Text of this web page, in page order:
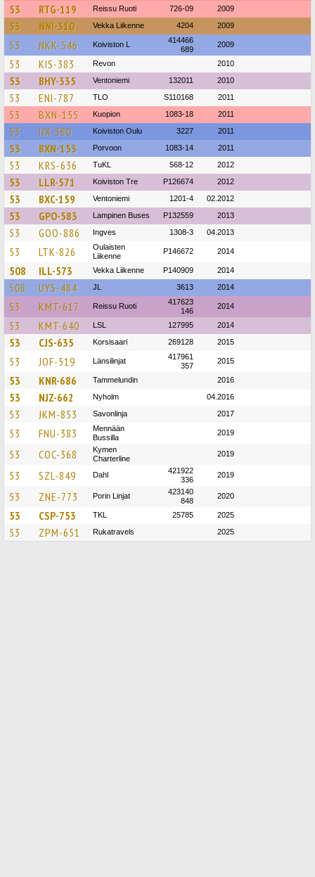
53 RTG-119 Reissu Ruoti 726-09 2009
53 NNI-310 Vekka Liikenne 4204 2009
53 NKK-546 Koiviston L
414466
689
2009
53 KIS-383 Revon 2010
53 BHY-335 Ventoniemi 132011 2010
53 ENI-787 TLO S110168 2011
53 BXN-155 Kuopion 1083-18 2011
53 IJX-380 Koiviston Oulu 3227 2011
53 BXN-153 Porvoon 1083-14 2011
53 KRS-636 TuKL 568-12 2012
53 LLR-571 Koiviston Tre P126674 2012
53 BXC-159 Ventoniemi 1201-4 02.2012
53 GPO-583 Lampinen Buses P132559 2013
53 GOO-886 Ingves 1308-3 04.2013
53 LTK-826
Oulaisten
Liikenne
P146672 2014
508 ILL-573 Vekka Liikenne P140909 2014
508 UYS-484 JL 3613 2014
53 KMT-617 Reissu Ruoti
417623
146
2014
53 KMT-640 LSL 127995 2014
53 CJS-635 Korsisaari 269128 2015
53 JOF-519 Länsilinjat
417961
357
2015
53 KNR-686 Tammelundin 2016
53 NJZ-662 Nyholm 04.2016
53 JKM-853 Savonlinja 2017
53 FNU-383
Mennään
Bussilla
2019
53 COC-368
Kymen
Charterline
2019
53 SZL-849 Dahl
421922
336
2019
53 ZNE-773 Porin Linjat
423140
848
2020
53 CSP-753 TKL 25785 2025
53 ZPM-651 Rukatravels 2025